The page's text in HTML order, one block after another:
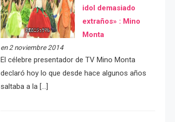
idol demasiado
extraños» : Mino
Monta
en 2 noviembre 2014
El célebre presentador de TV Mino Monta
declaró hoy lo que desde hace algunos años
saltaba a la […]